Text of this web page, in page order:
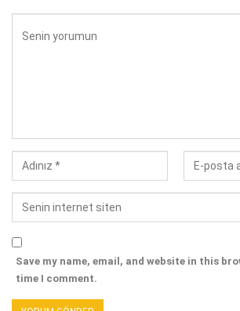
Save my name, email, and website in this
time I comment.